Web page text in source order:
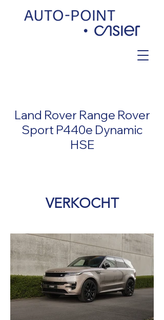
Land Rover Range Rover
Sport P440e Dynamic
HSE
VERKOCHT